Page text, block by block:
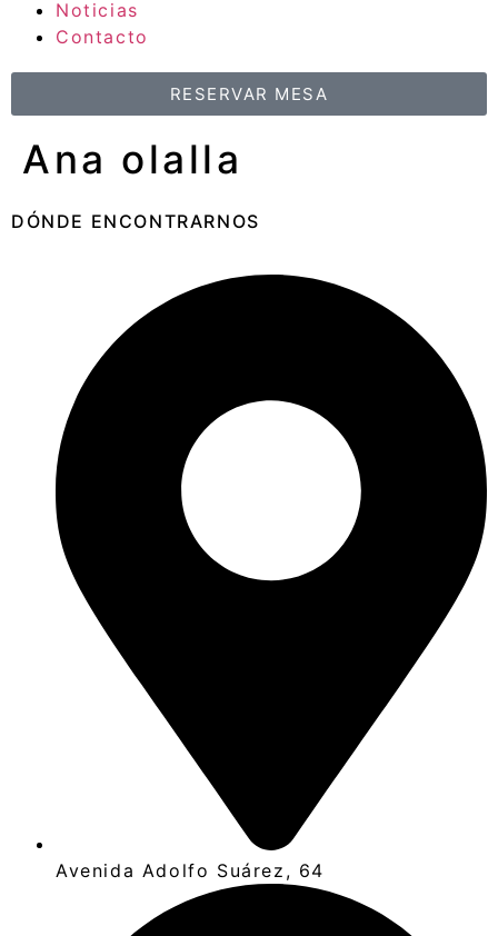
Noticias
Contacto
RESERVAR MESA
Ana olalla
DÓNDE ENCONTRARNOS
Avenida Adolfo Suárez, 64